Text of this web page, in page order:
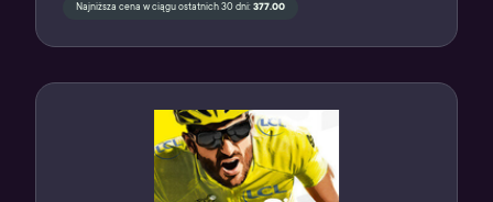
Najniższa cena w ciągu ostatnich 30 dni: 377.00